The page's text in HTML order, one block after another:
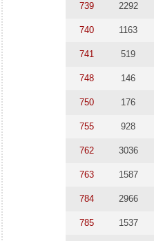
739 2292
740 1163
741 519
748 146
750 176
755 928
762 3036
763 1587
784 2966
785 1537